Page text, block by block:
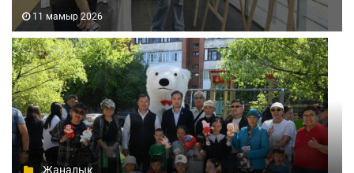
11 мамыр 2026
Жаңалық